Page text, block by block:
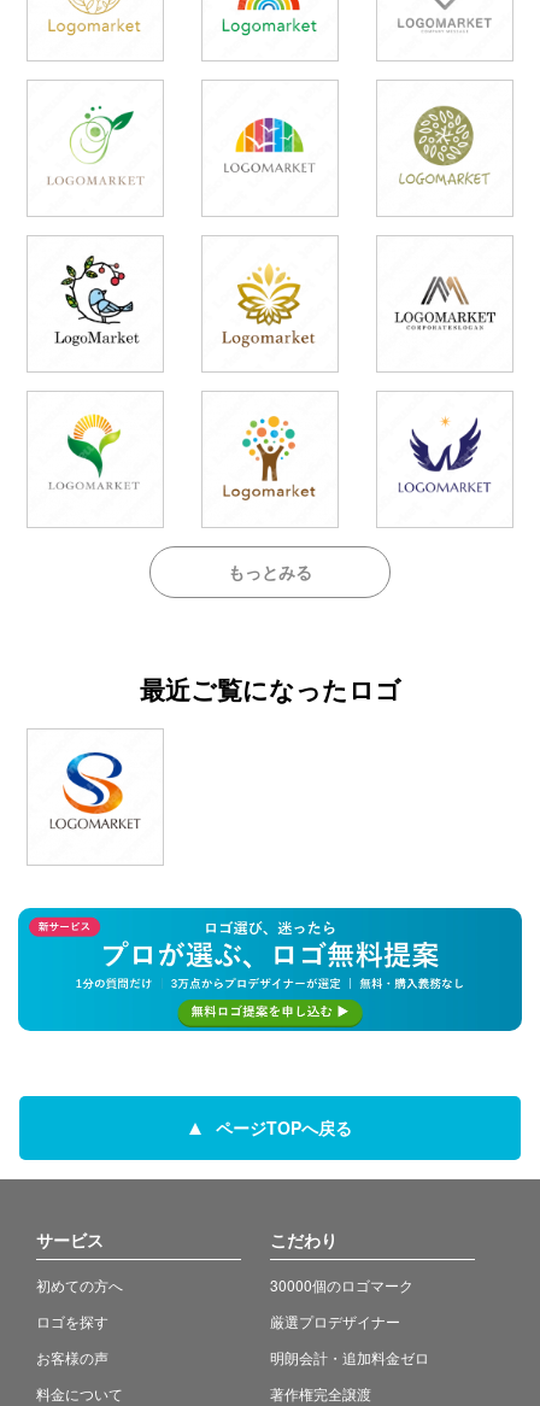
もっとみる
最近ご覧になったロゴ
ページTOPへ戻る
サービス
初めての方へ
ロゴを探す
お客様の声
料金について
こだわり
30000個のロゴマーク
厳選プロデザイナー
明朗会計・追加料金ゼロ
著作権完全譲渡